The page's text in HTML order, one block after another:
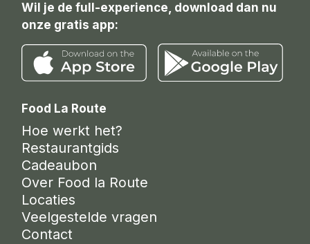
Wil je de full-experience, download dan nu
onze gratis app:
Food La Route
Hoe werkt het?
Restaurantgids
Cadeaubon
Over Food la Route
Locaties
Veelgestelde vragen
Contact